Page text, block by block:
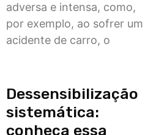
adversa e intensa, como,
por exemplo, ao sofrer um
acidente de carro, o
Dessensibilização
sistemática:
conheça essa